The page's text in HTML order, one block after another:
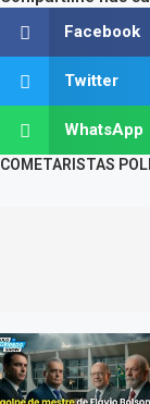
Facebook
Twitter
WhatsApp
COMETARISTAS